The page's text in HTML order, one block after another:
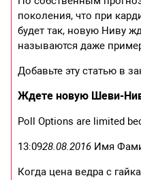
поколения, что при
будет так, новую Ниву
называются даже
Добавьте эту статью в
Ждете новую Шеви-
Poll Options are limited
13:0928.08.2016 Имя
Когда цена ведра с